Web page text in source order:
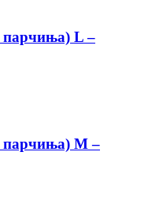
парчиња) L –
парчиња) M –